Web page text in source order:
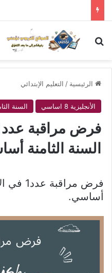
بحث عن
الرئيسية / التعليم الإبتدائي
الأنجليزية 8 اساسي السنة
السنة الثامنة
فرض
أساسي.